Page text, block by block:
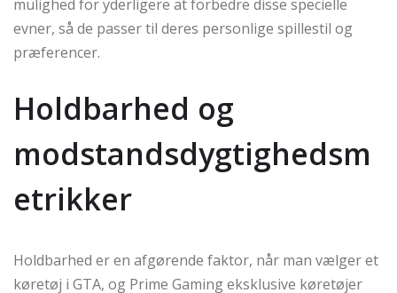
mulighed for yderligere at forbedre disse specielle
evner, så de passer til deres personlige spillestil og
præferencer.
Holdbarhed og
modstandsdygtighedsm
etrikker
Holdbarhed er en afgørende faktor, når man vælger et
køretøj i GTA, og Prime Gaming eksklusive køretøjer